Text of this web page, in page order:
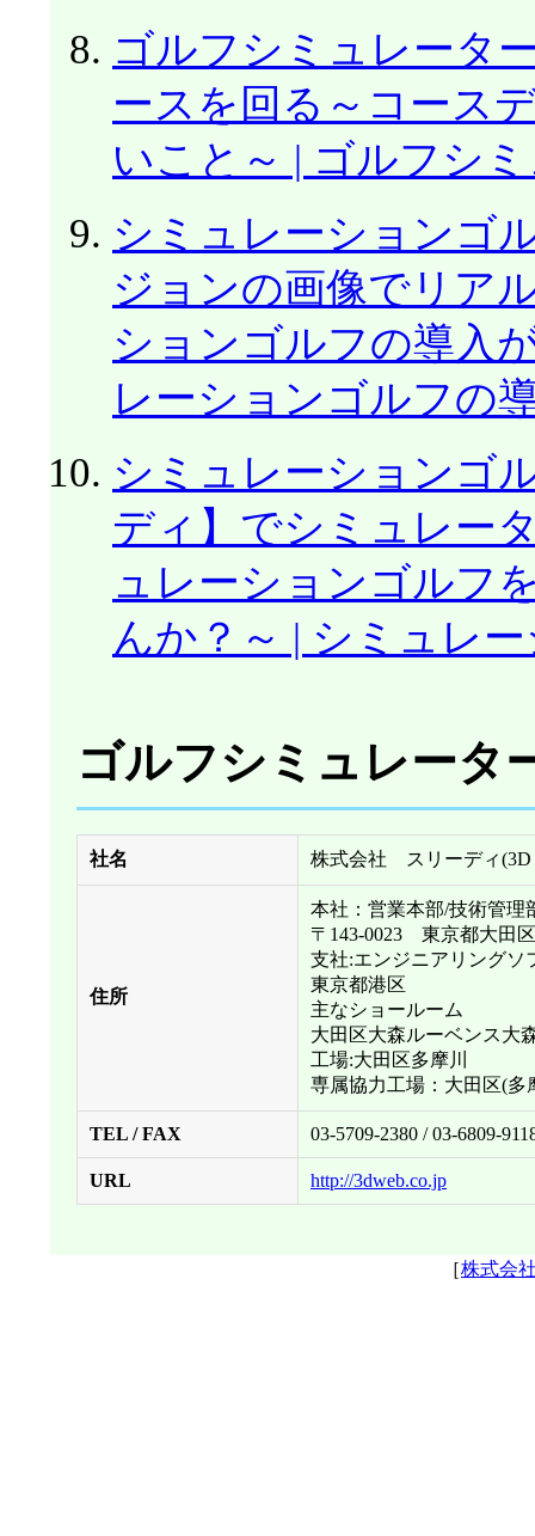
ゴルフシミュレータ
ースを回る～コース
いこと～ | ゴルフシ
シミュレーションゴ
ジョンの画像でリア
ションゴルフの導入
レーションゴルフの
シミュレーションゴ
ディ】でシミュレー
ュレーションゴルフ
んか？～ | シミュレ
ゴルフシミュレータ
社名 株式会社 スリーディ(3D
住所
本社：営業本部/技術管理
〒143-0023 東京都大田
支社:エンジニアリングソ
東京都港区
主なショールーム
大田区大森ルーベンス大
工場:大田区多摩川
専属協力工場：大田区(多
TEL / FAX 03-5709-2380 / 03-6809-
URL http://3dweb.co.jp
［株式会